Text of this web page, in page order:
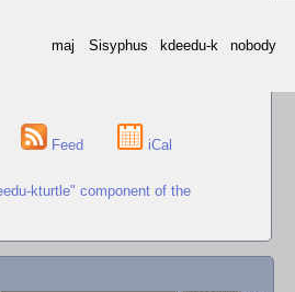
maj Sisyphus kdeedu-k nobody
Feed iCal
kturtle" component of the